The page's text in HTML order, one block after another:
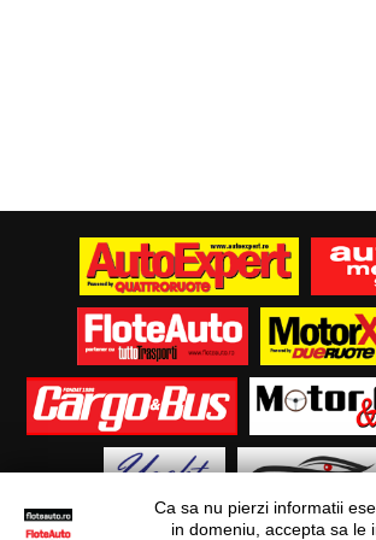
Ca sa nu pierzi informatii
in domeniu, accepta sa le